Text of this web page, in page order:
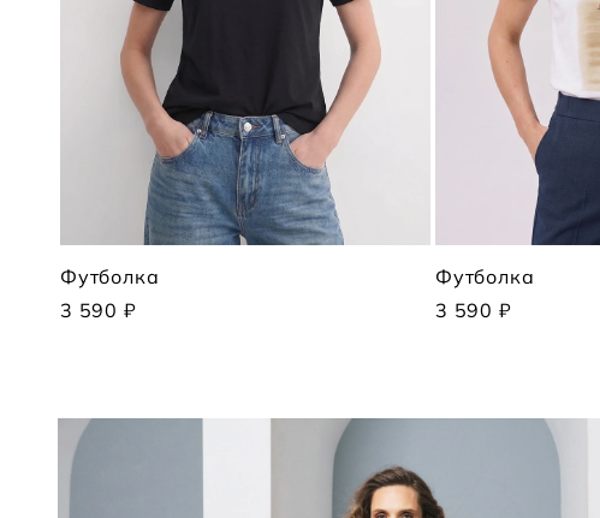
Футболка
3 590 ₽
Футболка
3 590 ₽